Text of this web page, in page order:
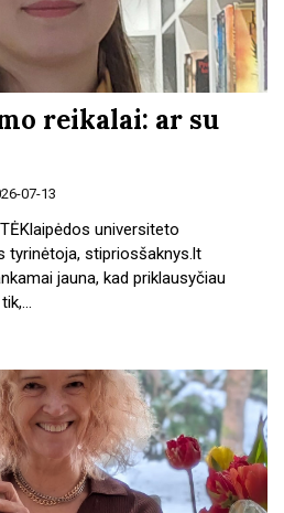
reikalai: ar su
07-13
universiteto
tyrinėtoja, stipriosšaknys.lt
jauna, kad priklausyčiau